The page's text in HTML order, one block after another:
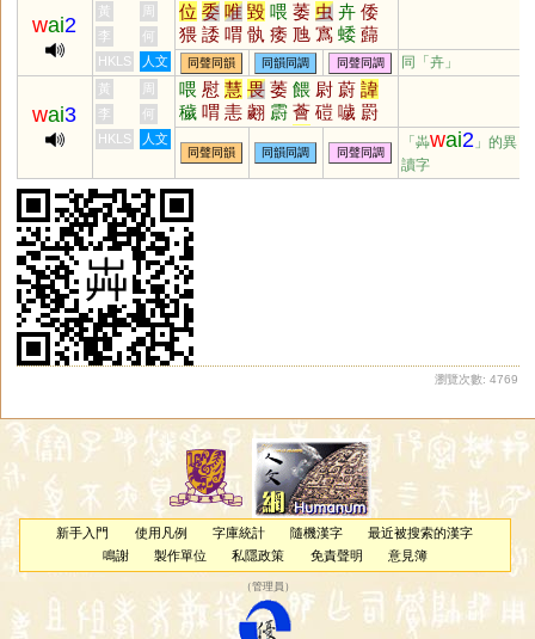
wai2
黃 周 位 委 唯 毀 喂 萎 虫 卉 倭
猥 諉 喟 骫 痿 虺 寪 蜲 蘬
檓 壝 薳 毇 蜼 蒍 腲 廆 崣
譭 燬
李
何
HKLS
人文 同聲同韻 同韻同調 同聲同調 同「卉 」
wai3
黃 周 喂 慰 慧 畏 萎 餵 尉 蔚 諱
穢 喟 恚 翽 霨 薈 磑 噦 罻
獩 鐬 藯 腃 饖 徻 薉 濊 犚
碨 褽 嘒 餧
李
何
HKLS
人文
同聲同韻 同韻同調 同聲同調
「芔wai2 」的異
讀字
瀏覽次數: 4769
新手入門 使用凡例 字庫統計 隨機漢字
最近被搜索的漢字
鳴謝
製作單位 私隱政策 免責聲明 意見簿
（管理員 ）